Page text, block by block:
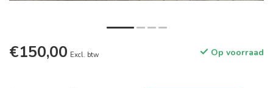
€150,00 Excl. btw Op voorraad